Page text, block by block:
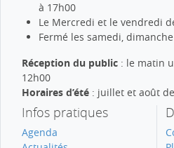
à 17h00
Le Mercredi et le vendredi
Fermé les samedi,
Réception du public : le matin
12h00
Horaires d’été : juillet et août
Infos pratiques
Agenda